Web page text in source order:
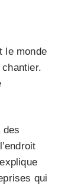
le monde
des
qui